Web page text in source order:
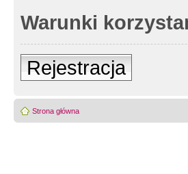
Warunki
Rejestracja
Strona główna